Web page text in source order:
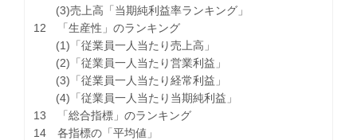
(3)売上高「当期純利益率ランキング」
12 「生産性」のランキング
(1)「従業員一人当たり売上高」
(2)「従業員一人当たり営業利益」
(3)「従業員一人当たり経常利益」
(4)「従業員一人当たり当期純利益」
13 「総合指標」のランキング
14 各指標の「平均値」